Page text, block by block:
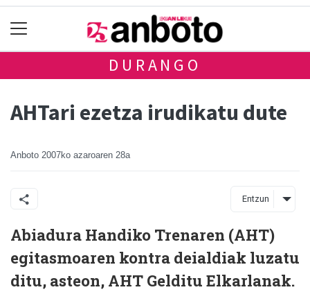
DURANGO
AHTari ezetza irudikatu dute
Anboto 2007ko azaroaren 28a
Entzun
Abiadura Handiko Trenaren (AHT)
egitasmoaren kontra deialdiak luzatu
ditu, asteon, AHT Gelditu Elkarlanak.